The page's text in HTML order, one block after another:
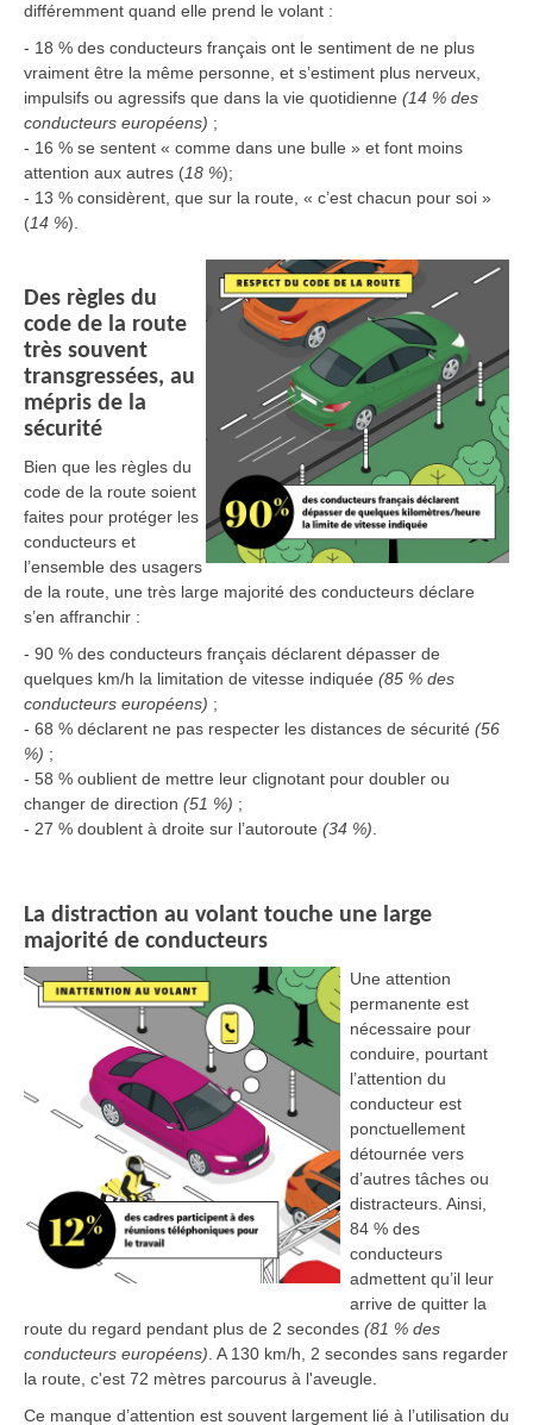
différemment quand elle prend le volant :
- 18 % des conducteurs français ont le sentiment de ne plus
vraiment être la même personne, et s’estiment plus nerveux,
impulsifs ou agressifs que dans la vie quotidienne (14 % des
conducteurs européens) ;
- 16 % se sentent « comme dans une bulle » et font moins
attention aux autres (18 %);
- 13 % considèrent, que sur la route, « c’est chacun pour soi »
(14 %).
Des règles du
code de la route
très souvent
transgressées, au
mépris de la
sécurité
Bien que les règles du
code de la route soient
faites pour protéger les
conducteurs et
l’ensemble des usagers
de la route, une très large majorité des conducteurs déclare
s’en affranchir :
- 90 % des conducteurs français déclarent dépasser de
quelques km/h la limitation de vitesse indiquée (85 % des
conducteurs européens) ;
- 68 % déclarent ne pas respecter les distances de sécurité (56
%) ;
- 58 % oublient de mettre leur clignotant pour doubler ou
changer de direction (51 %) ;
- 27 % doublent à droite sur l’autoroute (34 %)
La distraction au volant touche une large
majorité de conducteurs
Une attention
permanente est
nécessaire pour
conduire, pourtant
l’attention du
conducteur est
ponctuellement
détournée vers
d’autres tâches ou
distracteurs. Ainsi,
84 % des
conducteurs
admettent qu’il leur
arrive de quitter la
route du regard pendant plus de 2 secondes (81 % des
conducteurs européens) . A 130 km/h, 2 secondes sans regarder
la route, c'est 72 mètres parcourus à l'aveugle.
Ce manque d’attention est souvent largement lié à l’utilisation du